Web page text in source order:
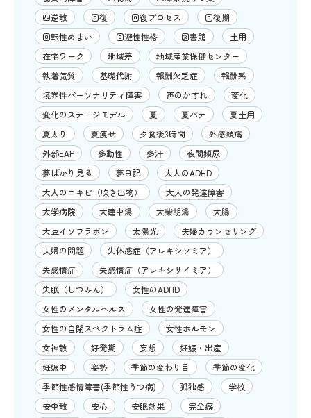
四逆散
回復 回復プロセス
回復期
回転性めまい
回避性性格 図書館
土用
在宅ワーク
地域差
地域産業保健センター
執着気質
基礎代謝 報酬欠乏症
報酬系
境界性パーソナリティ障害
声のかすれ
変化
変化のステージモデル
夏 夏バテ
夏土用
夏太り
夏痩せ 夕食後3時間
外感頭痛
外部EAP
多動性 多汗
夜間頻尿
夢ばかり見る
夢日記
大人のADHD
大人のニキビ（吹き出物）
大人の発達障害
大学病院
大建中湯 大柴胡湯
大腸
大豆イソフラボン
太陽光
夫婦カウンセリング
夫婦の問題
失体感症（アレキシソミア）
失感情症
失感情症（アレキシサイミア）
失眠（しつみん）
女性のADHD
女性のメンタルヘルス
女性の発達障害
女性の自閉スペクトラム症
女性ホルモン
女神散
好発期 妄想
妊娠・出産
妊娠中
姿勢 季節の変わり目
季節の変化
季節性感情障害(季節性うつ病)
孤独感
学校
安中散
安心 安眠効果
完全癖